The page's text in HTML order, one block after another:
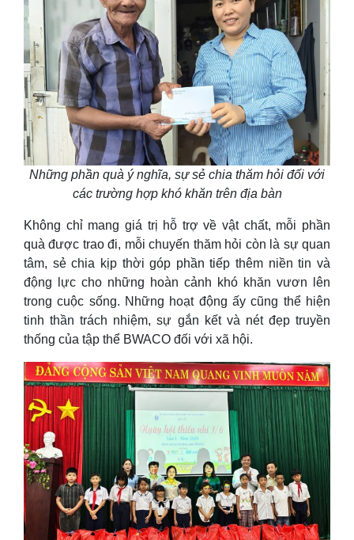
Những phần quà ý nghĩa, sự sẻ chia thăm hỏi đối với
các trường hợp khó khăn trên địa bàn
Không chỉ mang giá trị hỗ trợ về vật chất, mỗi phần
quà được trao đi, mỗi chuyến thăm hỏi còn là sự quan
tâm, sẻ chia kịp thời góp phần tiếp thêm niền tin và
động lực cho những hoàn cảnh khó khăn vươn lên
trong cuộc sống. Những hoạt động ấy cũng thể hiện
tinh thần trách nhiệm, sự gắn kết và nét đẹp truyền
thống của tập thể BWACO đối với xã hội.